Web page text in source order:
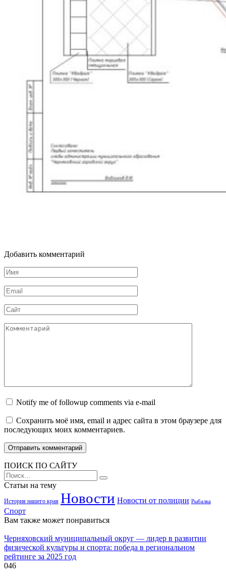
Добавить комментарий
Имя
Email
Сайт
Комментарий
Notify me of followup comments via e-mail
Сохранить моё имя, email и адрес сайта в этом браузере для
последующих моих комментариев.
ПОИСК ПО САЙТУ
Search
for:
Статьи на тему
История нашего края Новости Новости от полиции Рыбалка
Спорт
Вам также может понравиться
Черняховский муниципальный округ — лидер в развитии
физической культуры и спорта: победа в региональном
рейтинге за 2025 год
046